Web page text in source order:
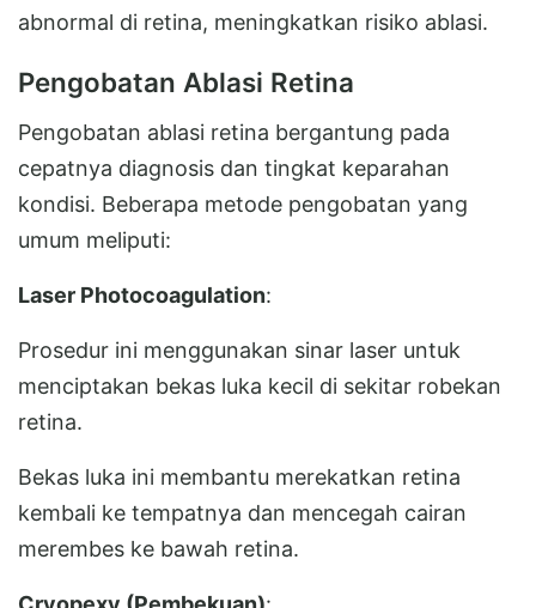
abnormal di retina, meningkatkan risiko ablasi.
Pengobatan Ablasi Retina
Pengobatan ablasi retina bergantung pada
cepatnya diagnosis dan tingkat keparahan
kondisi. Beberapa metode pengobatan yang
umum meliputi:
Laser Photocoagulation:
Prosedur ini menggunakan sinar laser untuk
menciptakan bekas luka kecil di sekitar robekan
retina.
Bekas luka ini membantu merekatkan retina
kembali ke tempatnya dan mencegah cairan
merembes ke bawah retina.